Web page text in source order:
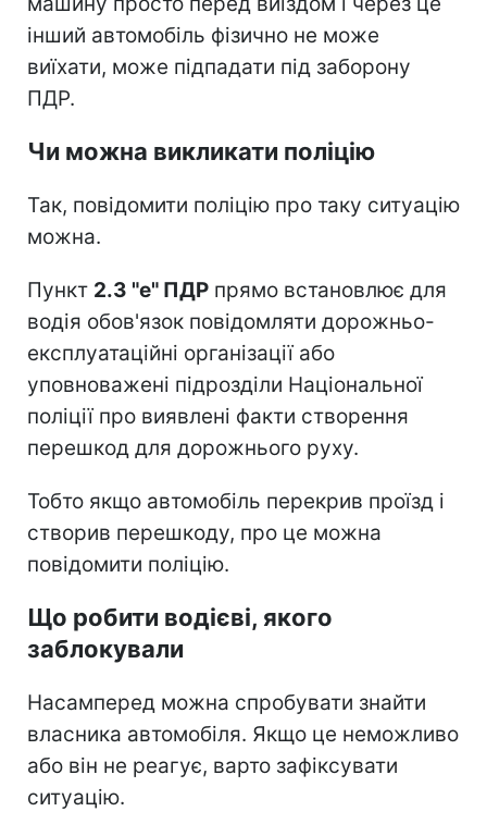
інший автомобіль фізично не може
виїхати, може підпадати під заборону
ПДР.
Чи можна викликати поліцію
Так, повідомити поліцію про таку ситуацію
можна.
Пункт 2.3 "е" ПДР прямо встановлює для
водія обов'язок повідомляти дорожньо-
експлуатаційні організації або
уповноважені підрозділи Національної
поліції про виявлені факти створення
перешкод для дорожнього руху.
Тобто якщо автомобіль перекрив проїзд і
створив перешкоду, про це можна
повідомити поліцію.
Що робити водієві, якого
заблокували
Насамперед можна спробувати знайти
власника автомобіля. Якщо це неможливо
або він не реагує, варто зафіксувати
ситуацію.